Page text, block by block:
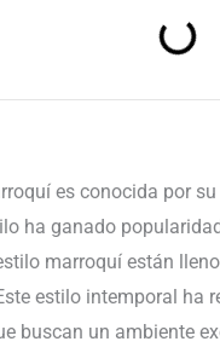
es conocida por
ha ganado
marroquí están
estilo intemporal ha
buscan un ambiente